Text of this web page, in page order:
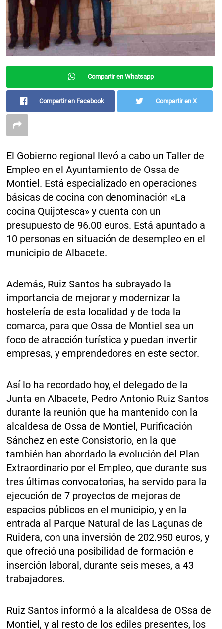
Compartir en Whatsapp
Compartir en Facebook Compartir en X
El Gobierno regional llevó a cabo un Taller de
Empleo en el Ayuntamiento de Ossa de
Montiel. Está especializado en operaciones
básicas de cocina con denominación «La
cocina Quijotesca» y cuenta con un
presupuesto de 96.00 euros. Está apuntado a
10 personas en situación de desempleo en el
municipio de Albacete.
Además, Ruiz Santos ha subrayado la
importancia de mejorar y modernizar la
hostelería de esta localidad y de toda la
comarca, para que Ossa de Montiel sea un
foco de atracción turística y puedan invertir
empresas, y emprendedores en este sector.
Así lo ha recordado hoy, el delegado de la
Junta en Albacete, Pedro Antonio Ruiz Santos
durante la reunión que ha mantenido con la
alcaldesa de Ossa de Montiel, Purificación
Sánchez en este Consistorio, en la que
también han abordado la evolución del Plan
Extraordinario por el Empleo, que durante sus
tres últimas convocatorias, ha servido para la
ejecución de 7 proyectos de mejoras de
espacios públicos en el municipio, y en la
entrada al Parque Natural de las Lagunas de
Ruidera, con una inversión de 202.950 euros, y
que ofreció una posibilidad de formación e
inserción laboral, durante seis meses, a 43
trabajadores.
Ruiz Santos informó a la alcaldesa de OSsa de
Montiel, y al resto de los ediles presentes, los